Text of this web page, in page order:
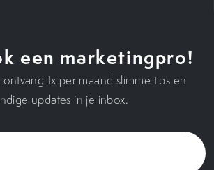
een marketingpro!
1x per maand slimme tips en
updates in je inbox.